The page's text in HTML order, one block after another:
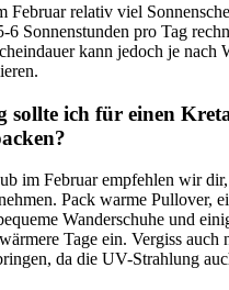
Februar relativ viel
6 Sonnenstunden pro Tag
kann jedoch je nach
sollte ich für einen
im Februar empfehlen wir
Pack warme Pullover,
Wanderschuhe und
Tage ein. Vergiss auch
da die UV-Strahlung